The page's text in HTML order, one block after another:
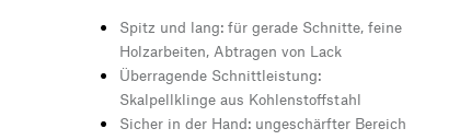
Spitz und lang: für gerade Schnitte, feine
Holzarbeiten, Abtragen von Lack
Überragende Schnittleistung:
Skalpellklinge aus Kohlenstoffstahl
Sicher in der Hand: ungeschärfter Bereich